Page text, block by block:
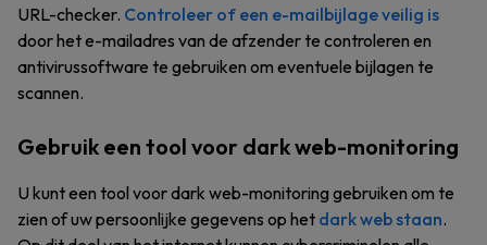
URL-checker. Controleer of een e-mailbijlage veilig is
door het e-mailadres van de afzender te controleren en
antivirussoftware te gebruiken om eventuele bijlagen te
scannen.
Gebruik een tool voor dark web-monitoring
U kunt een tool voor dark web-monitoring gebruiken om te
zien of uw persoonlijke gegevens op het dark web staan.